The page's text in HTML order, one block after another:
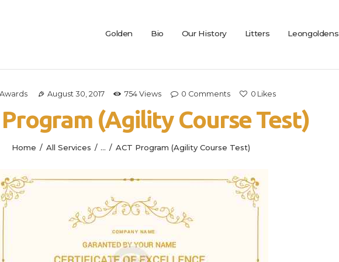
Golden Bio Our History Litters Leongoldens
August 30, 2017 754 Views 0 Comments 0 Likes
(Agility Course Test)
Home All Services ... ACT Program (Agility Course Test)
Leon Golden
Litters
Leongoldens
Apply